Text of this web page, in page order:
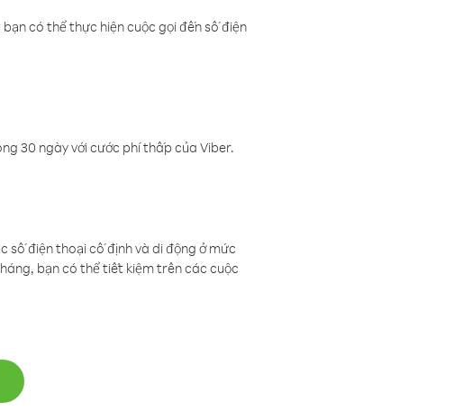
có thể thực hiện cuộc gọi đến số điện
30 ngày với cước phí thấp của Viber.
số điện thoại cố định và di động ở mức
bạn có thể tiết kiệm trên các cuộc